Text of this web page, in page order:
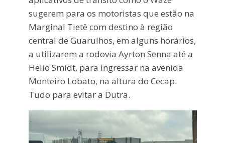
sugerem para os motoristas que estão na
Marginal Tietê com destino à região
central de Guarulhos, em alguns horários,
a utilizarem a rodovia Ayrton Senna até a
Helio Smidt, para ingressar na avenida
Monteiro Lobato, na altura do Cecap.
Tudo para evitar a Dutra.